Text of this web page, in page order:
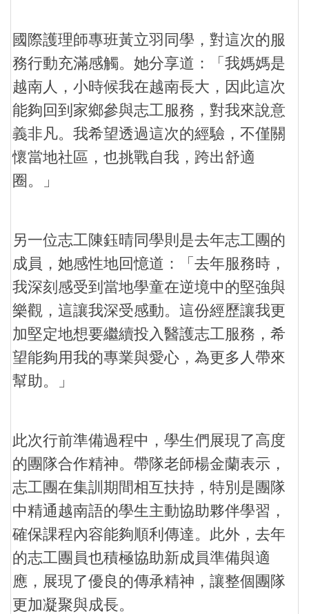
國際護理師專班黃立羽同學，對這次的服
務行動充滿感觸。她分享道：「我媽媽是
越南人，小時候我在越南長大，因此這次
能夠回到家鄉參與志工服務，對我來說意
義非凡。我希望透過這次的經驗，不僅關
懷當地社區，也挑戰自我，跨出舒適
圈。」
另一位志工陳鈺晴同學則是去年志工團的
成員，她感性地回憶道：「去年服務時，
我深刻感受到當地學童在逆境中的堅強與
樂觀，這讓我深受感動。這份經歷讓我更
加堅定地想要繼續投入醫護志工服務，希
望能夠用我的專業與愛心，為更多人帶來
幫助。」
此次行前準備過程中，學生們展現了高度
的團隊合作精神。帶隊老師楊金蘭表示，
志工團在集訓期間相互扶持，特別是團隊
中精通越南語的學生主動協助夥伴學習，
確保課程內容能夠順利傳達。此外，去年
的志工團員也積極協助新成員準備與適
應，展現了優良的傳承精神，讓整個團隊
更加凝聚與成長。